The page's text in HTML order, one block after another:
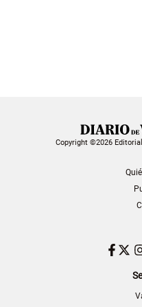
Copyright ©2026